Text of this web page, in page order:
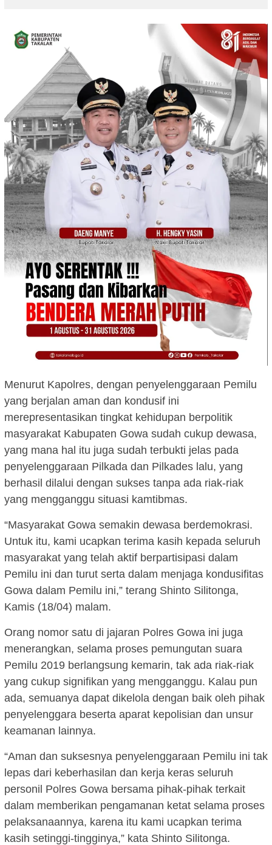
Menurut Kapolres, dengan penyelenggaraan Pemilu
yang berjalan aman dan kondusif ini
merepresentasikan tingkat kehidupan berpolitik
masyarakat Kabupaten Gowa sudah cukup dewasa,
yang mana hal itu juga sudah terbukti jelas pada
penyelenggaraan Pilkada dan Pilkades lalu, yang
berhasil dilalui dengan sukses tanpa ada riak-riak
yang mengganggu situasi kamtibmas.
“Masyarakat Gowa semakin dewasa berdemokrasi.
Untuk itu, kami ucapkan terima kasih kepada seluruh
masyarakat yang telah aktif berpartisipasi dalam
Pemilu ini dan turut serta dalam menjaga kondusifitas
Gowa dalam Pemilu ini,” terang Shinto Silitonga,
Kamis (18/04) malam.
Orang nomor satu di jajaran Polres Gowa ini juga
menerangkan, selama proses pemungutan suara
Pemilu 2019 berlangsung kemarin, tak ada riak-riak
yang cukup signifikan yang mengganggu. Kalau pun
ada, semuanya dapat dikelola dengan baik oleh pihak
penyelenggara beserta aparat kepolisian dan unsur
keamanan lainnya.
“Aman dan suksesnya penyelenggaraan Pemilu ini tak
lepas dari keberhasilan dan kerja keras seluruh
personil Polres Gowa bersama pihak-pihak terkait
dalam memberikan pengamanan ketat selama proses
pelaksanaannya, karena itu kami ucapkan terima
kasih setinggi-tingginya,” kata Shinto Silitonga.